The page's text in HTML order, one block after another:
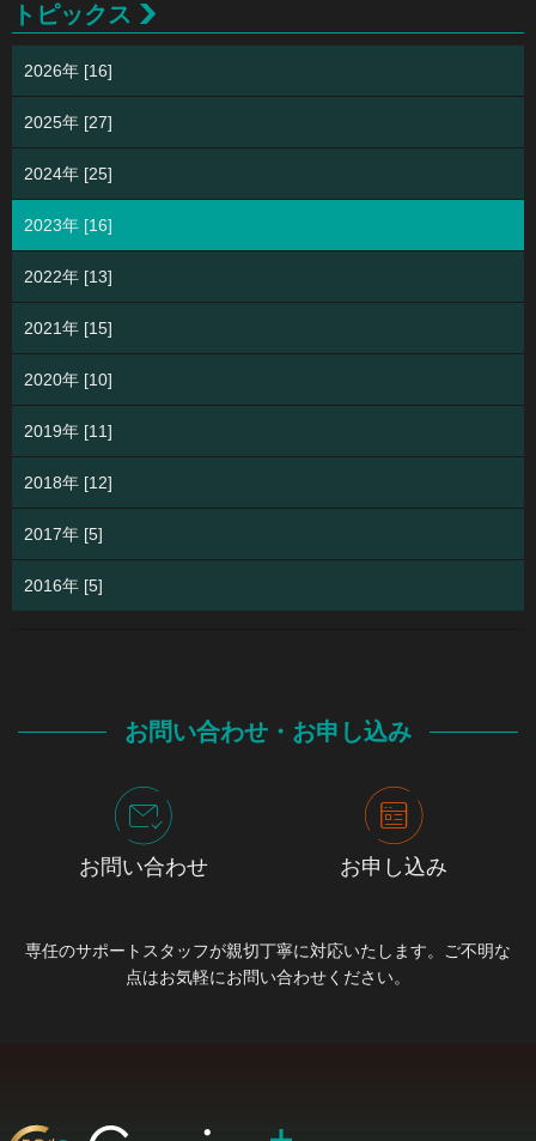
トピックス
2026年 [16]
2025年 [27]
2024年 [25]
2023年 [16]
2022年 [13]
2021年 [15]
2020年 [10]
2019年 [11]
2018年 [12]
2017年 [5]
2016年 [5]
お問い合わせ・お申し込み
お問い合わせ お申し込み
専任のサポートスタッフが親切丁寧に対応いたします。ご不明な
点はお気軽にお問い合わせください。